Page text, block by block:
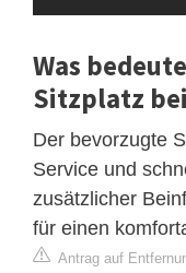
Was
Sitzplatz
Der bevorzugte
Service und
zusätzlicher
für einen
Antrag auf